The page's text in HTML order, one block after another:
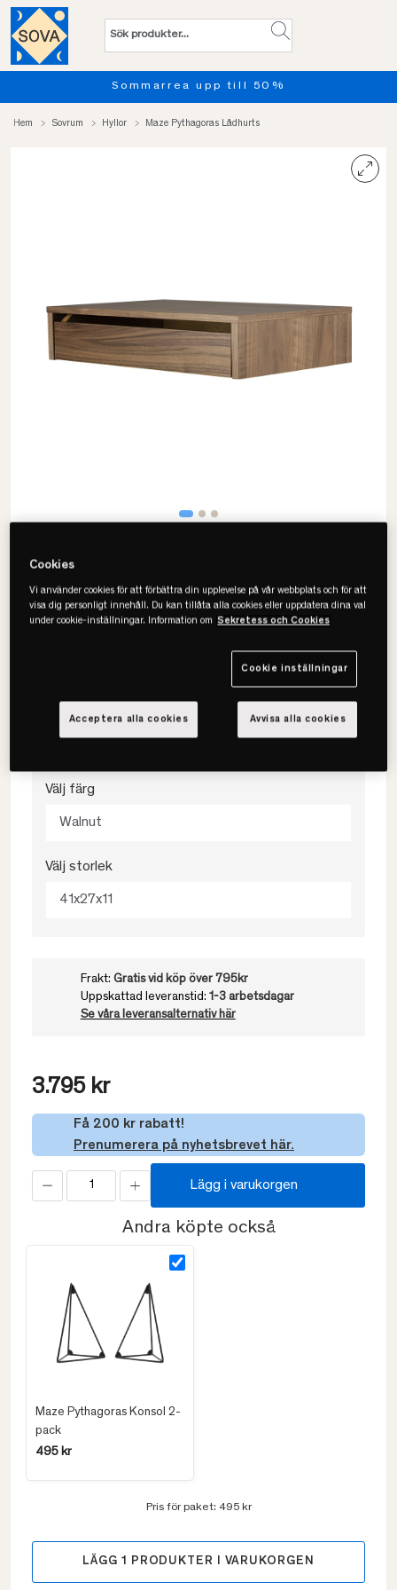
Sommarrea upp till 50%
Hem Sovrum Hyllor Maze Pythagoras Lådhurts
• Flera färger
Välj färg
Walnut
Välj storlek
41x27x11
Frakt: Gratis vid köp över 795kr
Uppskattad leveranstid: 1-3 arbetsdagar
Se våra leveransalternativ här
3.795 kr
Få 200 kr rabatt!
Prenumerera på nyhetsbrevet här.
Lägg i varukorgen
Andra köpte också
Maze Pythagoras Konsol 2-
pack
495 kr
Pris för paket: 495 kr
LÄGG 1 PRODUKTER I VARUKORGEN
Cookies
Vi använder cookies för att förbättra din upplevelse på vår webbplats och för att
visa dig personligt innehåll. Du kan tillåta alla cookies eller uppdatera dina val
under cookie-inställningar. Information om Sekretess och Cookies
Cookie inställningar
Avvisa alla cookies
Acceptera alla cookies